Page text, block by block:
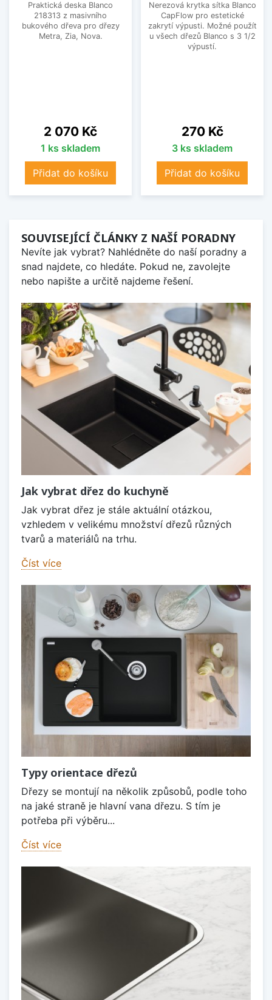
Praktická deska Blanco
218313 z masivního
bukového dřeva pro dřezy
Metra, Zia, Nova.
Cena
2 070 Kč
1 ks skladem
Přidat do košíku
Nerezová krytka sítka Blanco
CapFlow pro estetické
zakrytí výpusti. Možné použít
u všech dřezů Blanco s 3 1/2
výpustí.
Cena
270 Kč
3 ks skladem
Přidat do košíku
SOUVISEJÍCÍ ČLÁNKY Z NAŠÍ PORADNY
Nevíte jak vybrat? Nahlédněte do naší poradny a
snad najdete, co hledáte. Pokud ne, zavolejte
nebo napište a určitě najdeme řešení.
Jak vybrat dřez do kuchyně
Jak vybrat dřez je stále aktuální otázkou,
vzhledem v velikému množství dřezů různých
tvarů a materiálů na trhu.
Číst více
Typy orientace dřezů
Dřezy se montují na několik způsobů, podle toho
na jaké straně je hlavní vana dřezu. S tím je
potřeba při výběru...
Číst více